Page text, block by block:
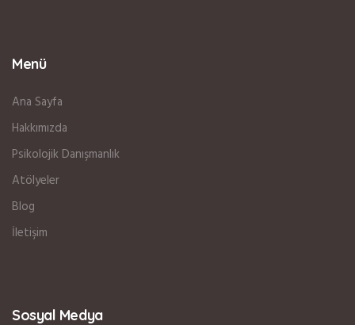
Menü
Ana Sayfa
Hakkımızda
Psikolojik Danışmanlık
Atölyeler
Blog
İletişim
Sosyal Medya